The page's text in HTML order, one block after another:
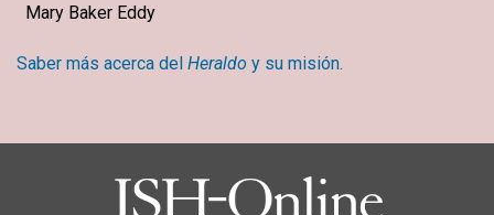
Mary Baker Eddy
Saber más acerca del Heraldo y su misión.